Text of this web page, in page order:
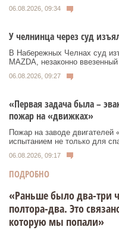
06.08.2026, 09:34
У челнинца через суд
В Набережных Челнах суд
MAZDA, незаконно ввезенный
06.08.2026, 09:27
«Первая задача была –
пожар на «движках»
Пожар на заводе
испытанием не только для
06.08.2026, 09:17
ПОДРОБНО
«Раньше было два-три
полтора-два. Это
которую мы попали»